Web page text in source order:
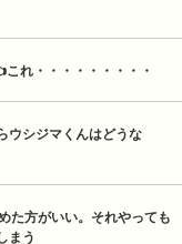
れ・・・・・・・・・
ウシジマくんはどうな
た方がいい。それやっても
まう